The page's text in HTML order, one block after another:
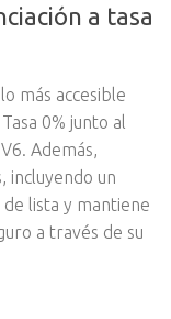
a tasa
más accesible
0% junto al
Además,
incluyendo un
lista y mantiene
a través de su